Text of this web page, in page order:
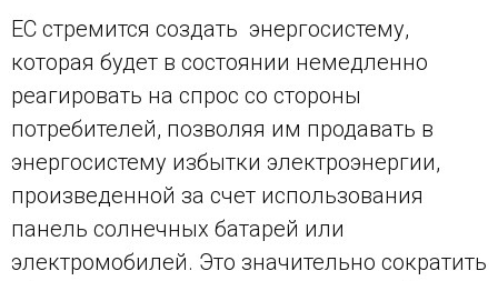
ЕС стремится создать энергосистему,
которая будет в состоянии немедленно
реагировать на спрос со стороны
потребителей, позволяя им продавать в
энергосистему избытки электроэнергии,
произведенной за счет использования
панель солнечных батарей или
электромобилей. Это значительно сократить